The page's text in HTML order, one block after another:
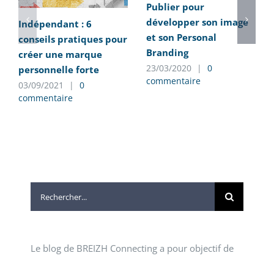
Indépendant : 6
conseils pratiques pour
créer une marque
personnelle forte
03/09/2021 |
0
commentaire
Publier pour
développer son image
et son Personal
Branding
23/03/2020 |
0
commentaire
Rechercher:
Le blog de BREIZH Connecting a pour objectif de